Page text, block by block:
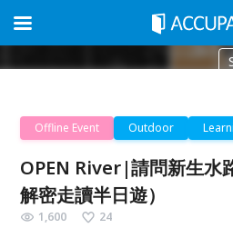
Offline Event Outdoor
OPEN River|請問新生水
解密走讀半日遊）
1,600 24